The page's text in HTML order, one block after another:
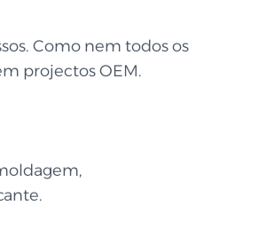
Como nem todos os
projectos OEM.